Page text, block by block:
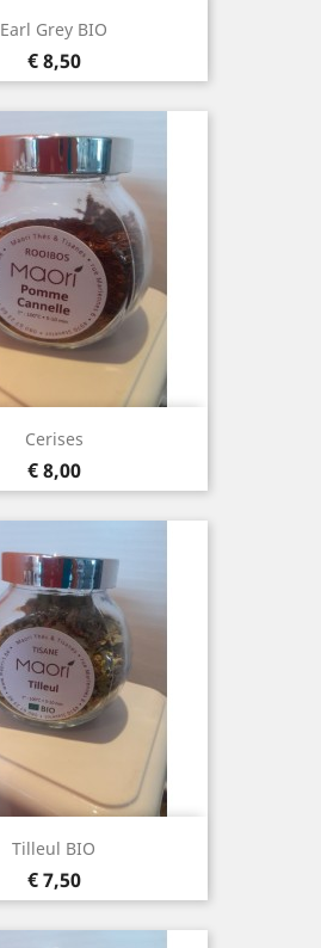
Earl Grey BIO
Prijs
€ 8,50
Cerises
Prijs
€ 8,00
Tilleul BIO
Prijs
€ 7,50